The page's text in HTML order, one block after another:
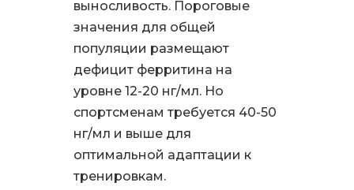
выносливость. Пороговые
значения для общей
популяции размещают
дефицит ферритина на
уровне 12-20 нг/мл. Но
спортсменам требуется 40-50
нг/мл и выше для
оптимальной адаптации к
тренировкам.